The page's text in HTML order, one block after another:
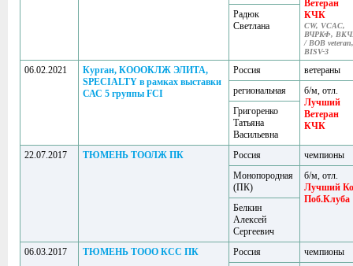
Ветеран
КЧК
CW, VCAC,
ВЧРКФ,
/ BOB veteran,
BISV-3
Радюк
Светлана
06.02.2021
Курган, КОООКЛЖ ЭЛИТА,
SPECIALTY в рамках выставки
САС 5 группы FCI
Россия
ветераны
региональная
б/м, отл.
Лучший
Ветеран
КЧК
Григоренко
Татьяна
Васильевна
22.07.2017
ТЮМЕНЬ ТООЛЖ ПК Россия
чемпионы
Монопородная
(ПК)
б/м, отл.
Лучший
Поб.Клуба
Белкин
Алексей
Сергеевич
06.03.2017
ТЮМЕНЬ ТООО КСС ПК Россия
чемпионы